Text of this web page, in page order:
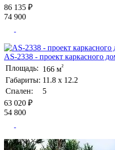
86 135 ₽
74 900
AS-2338 - проект каркасного
Площадь: 166 м²
Габариты: 11.8 х 12.2
Спален:
5
63 020 ₽
54 800